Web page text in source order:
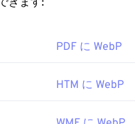
で、通常はデフォルトの
選択してください。
リケーションで自動的
いいですか?
Microsoft Paintでも
があります。また
きます:
PDF に WebP
HTM に WebP